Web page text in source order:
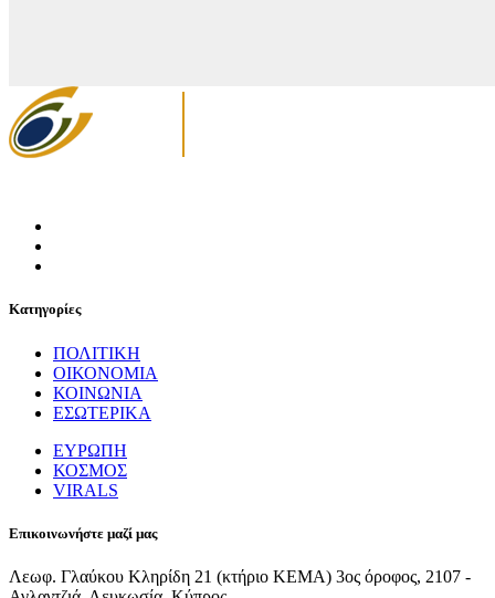
Κατηγορίες
ΠΟΛΙΤΙΚΗ
ΟΙΚΟΝΟΜΙΑ
ΚΟΙΝΩΝΙΑ
ΕΣΩΤΕΡΙΚΑ
ΕΥΡΩΠΗ
ΚΟΣΜΟΣ
VIRALS
Επικοινωνήστε μαζί μας
Λεωφ. Γλαύκου Κληρίδη 21 (κτήριο ΚΕΜΑ) 3ος όροφος, 2107 -